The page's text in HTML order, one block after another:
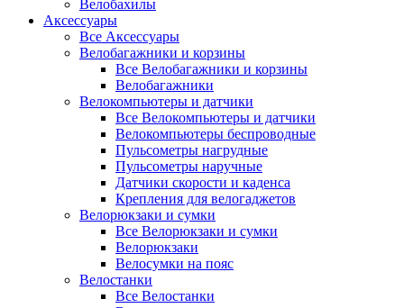
Велобахилы
Аксессуары
Все Аксессуары
Велобагажники и корзины
Все Велобагажники и корзины
Велобагажники
Велокомпьютеры и датчики
Все Велокомпьютеры и датчики
Велокомпьютеры беспроводные
Пульсометры нагрудные
Пульсометры наручные
Датчики скорости и каденса
Крепления для велогаджетов
Велорюкзаки и сумки
Все Велорюкзаки и сумки
Велорюкзаки
Велосумки на пояс
Велостанки
Все Велостанки